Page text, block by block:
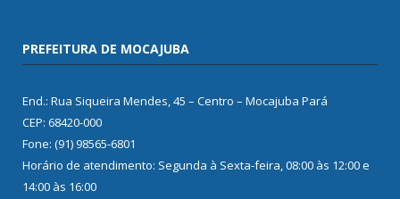
PREFEITURA DE MOCAJUBA
End.: Rua Siqueira Mendes, 45 – Centro – Mocajuba Pará
CEP: 68420-000
Fone: (91) 98565-6801
Horário de atendimento: Segunda à Sexta-feira, 08:00 às 12:00 e
14:00 às 16:00